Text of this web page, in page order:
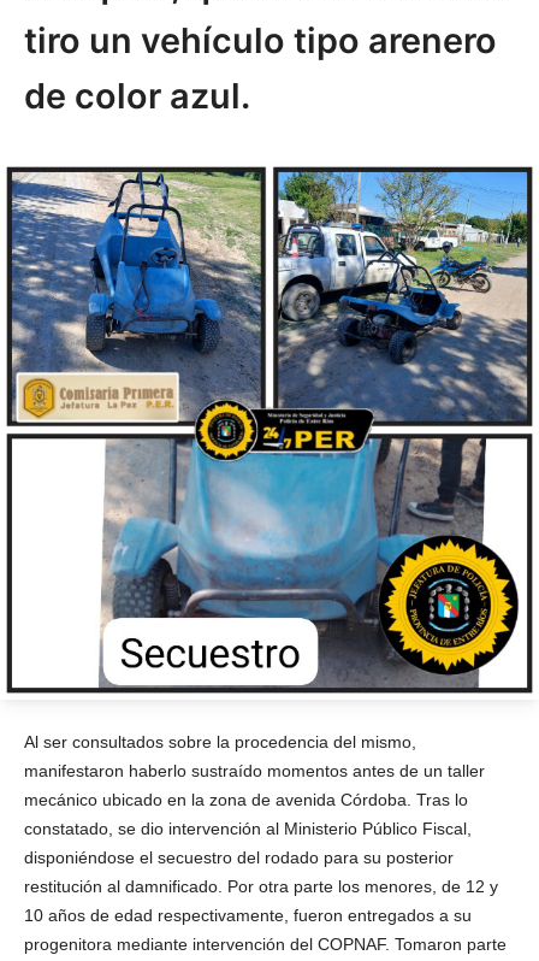
tiro un vehículo tipo arenero
de color azul.
Al ser consultados sobre la procedencia del mismo,
manifestaron haberlo sustraído momentos antes de un taller
mecánico ubicado en la zona de avenida Córdoba. Tras lo
constatado, se dio intervención al Ministerio Público Fiscal,
disponiéndose el secuestro del rodado para su posterior
restitución al damnificado. Por otra parte los menores, de 12 y
10 años de edad respectivamente, fueron entregados a su
progenitora mediante intervención del COPNAF. Tomaron parte